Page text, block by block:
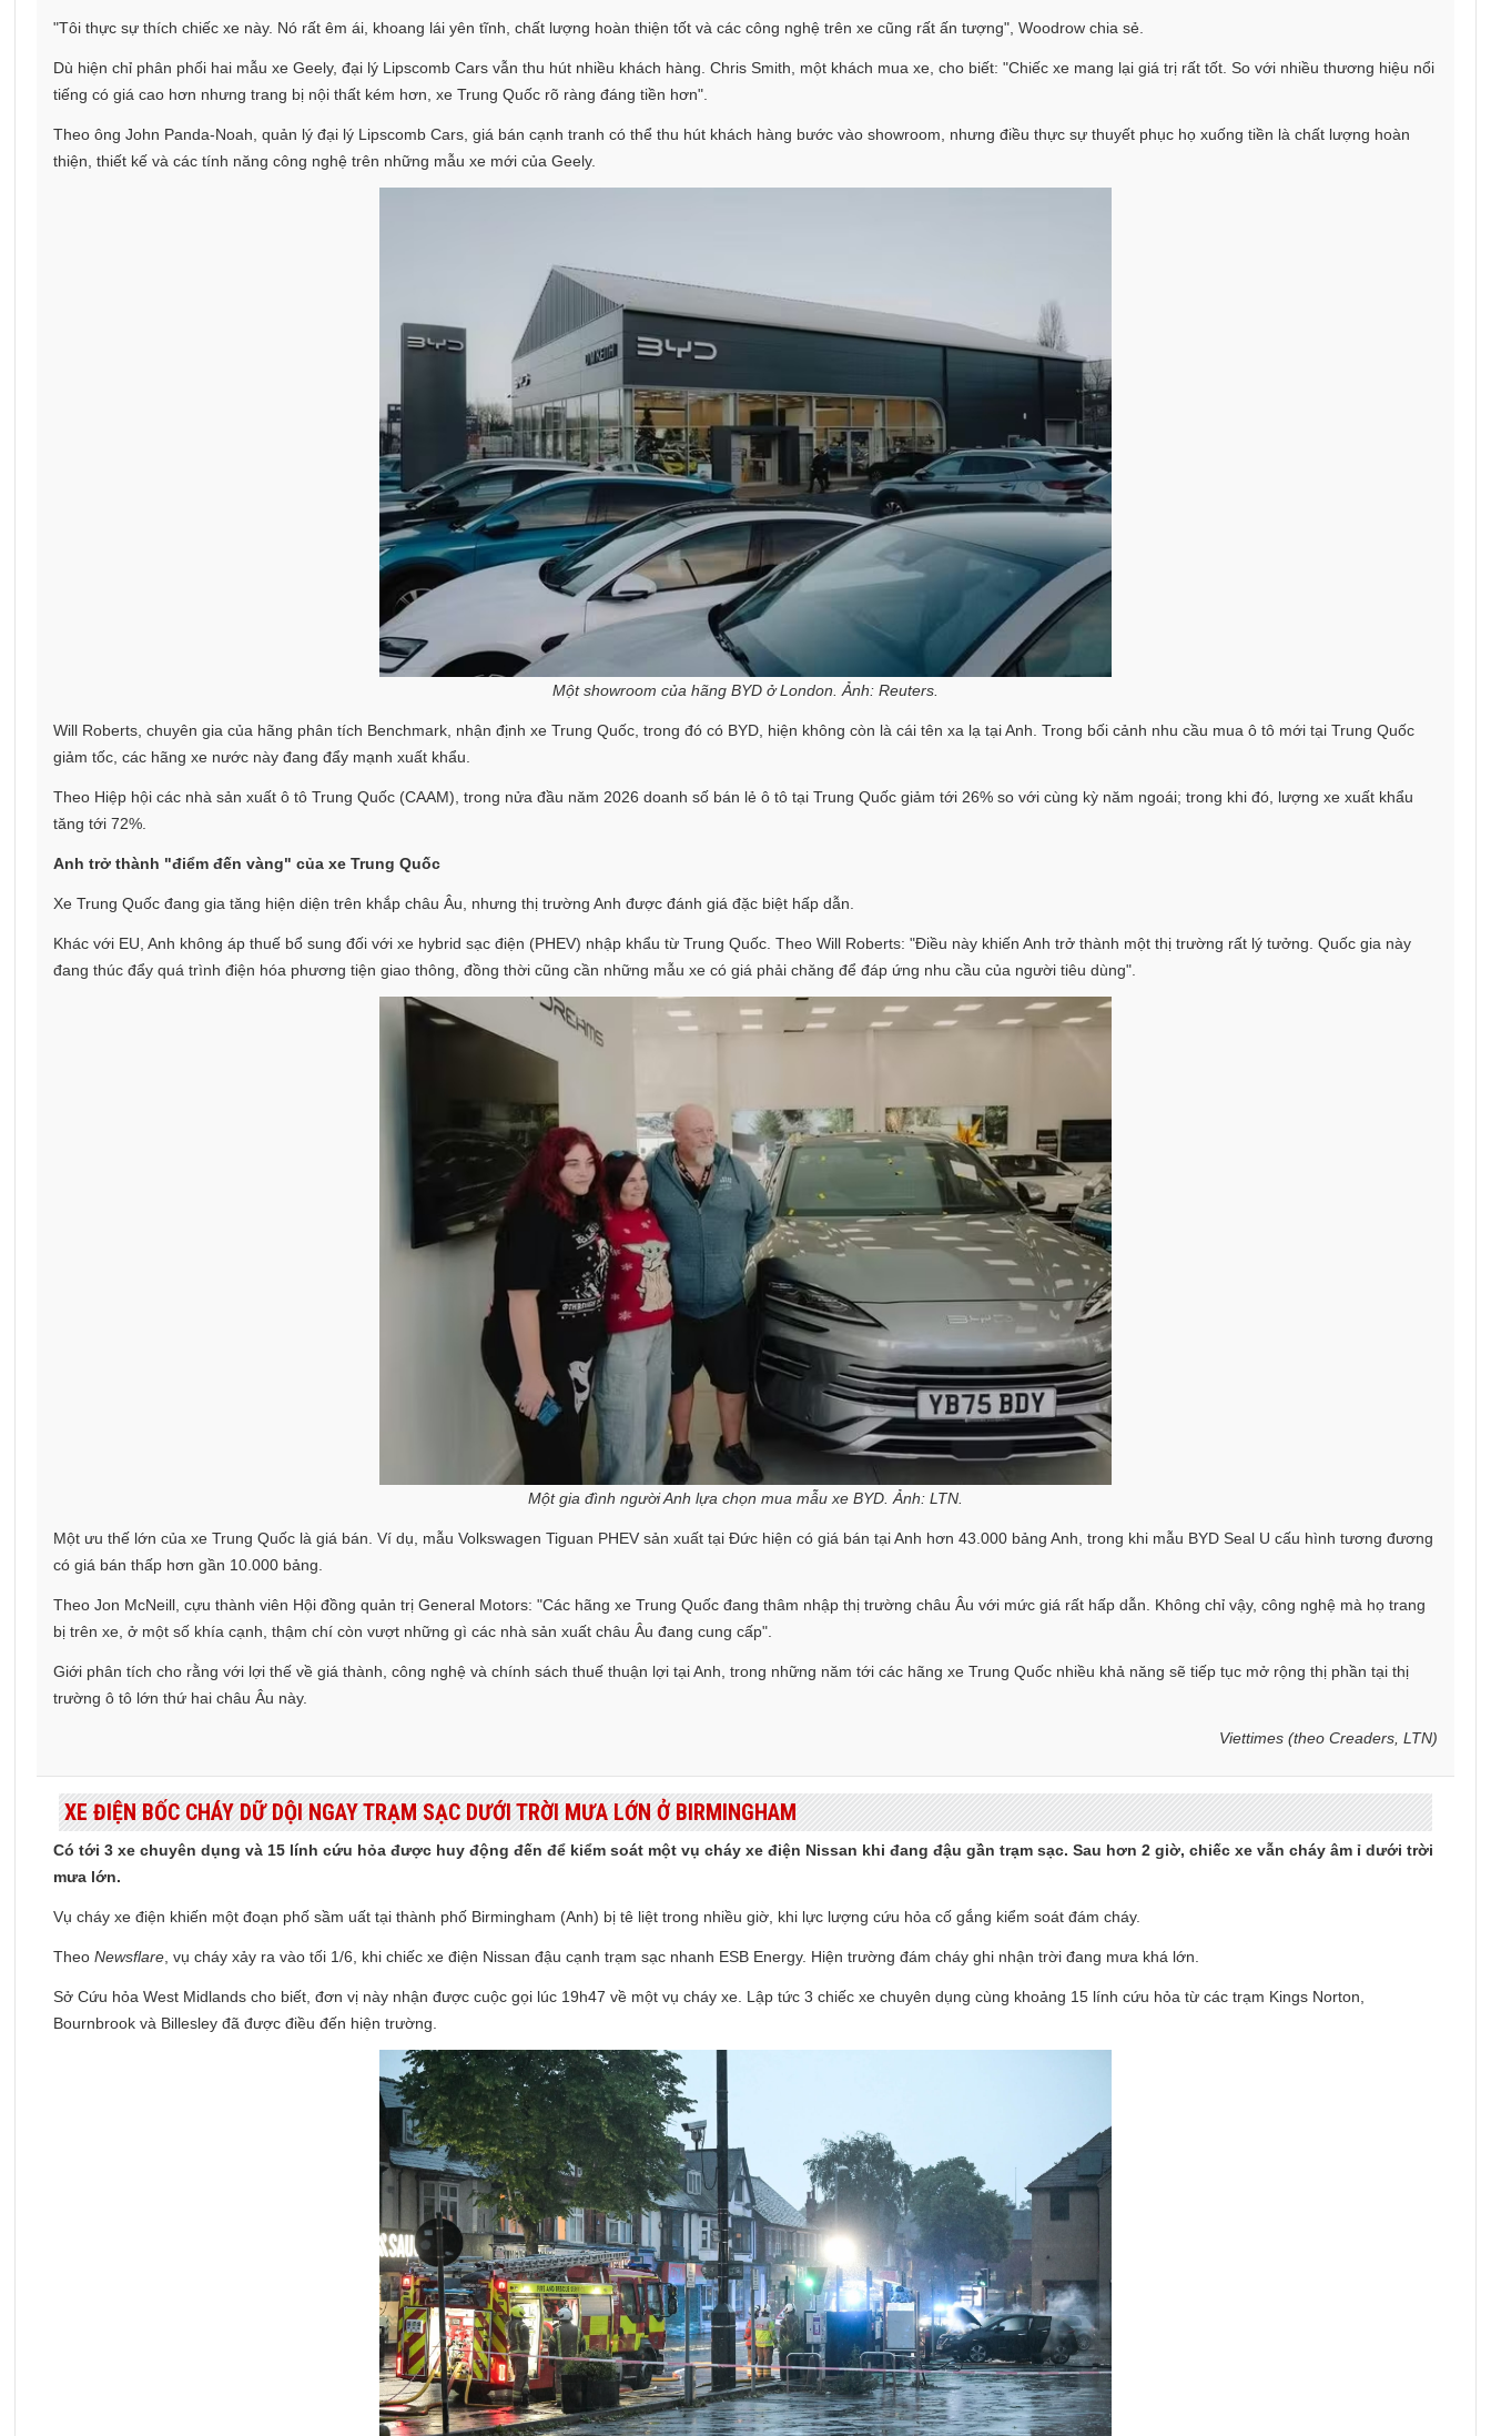
"Tôi thực sự thích chiếc xe này. Nó rất êm ái, khoang lái yên tĩnh, chất lượng hoàn thiện tốt và các công nghệ trên xe cũng rất ấn tượng", Woodrow chia sẻ.
Dù hiện chỉ phân phối hai mẫu xe Geely, đại lý Lipscomb Cars vẫn thu hút nhiều khách hàng. Chris Smith, một khách mua xe, cho biết: "Chiếc xe mang lại giá trị rất tốt. So với nhiều thương hiệu nổi
tiếng có giá cao hơn nhưng trang bị nội thất kém hơn, xe Trung Quốc rõ ràng đáng tiền hơn".
Theo ông John Panda-Noah, quản lý đại lý Lipscomb Cars, giá bán cạnh tranh có thể thu hút khách hàng bước vào showroom, nhưng điều thực sự thuyết phục họ xuống tiền là chất lượng hoàn
thiện, thiết kế và các tính năng công nghệ trên những mẫu xe mới của Geely.
Một showroom của hãng BYD ở London. Ảnh: Reuters.
Will Roberts, chuyên gia của hãng phân tích Benchmark, nhận định xe Trung Quốc, trong đó có BYD, hiện không còn là cái tên xa lạ tại Anh. Trong bối cảnh nhu cầu mua ô tô mới tại Trung Quốc
giảm tốc, các hãng xe nước này đang đẩy mạnh xuất khẩu.
Theo Hiệp hội các nhà sản xuất ô tô Trung Quốc (CAAM), trong nửa đầu năm 2026 doanh số bán lẻ ô tô tại Trung Quốc giảm tới 26% so với cùng kỳ năm ngoái; trong khi đó, lượng xe xuất khẩu
tăng tới 72%.
Anh trở thành "điểm đến vàng" của xe Trung Quốc
Xe Trung Quốc đang gia tăng hiện diện trên khắp châu Âu, nhưng thị trường Anh được đánh giá đặc biệt hấp dẫn.
Khác với EU, Anh không áp thuế bổ sung đối với xe hybrid sạc điện (PHEV) nhập khẩu từ Trung Quốc. Theo Will Roberts: "Điều này khiến Anh trở thành một thị trường rất lý tưởng. Quốc gia này
đang thúc đẩy quá trình điện hóa phương tiện giao thông, đồng thời cũng cần những mẫu xe có giá phải chăng để đáp ứng nhu cầu của người tiêu dùng".
Một gia đình người Anh lựa chọn mua mẫu xe BYD. Ảnh: LTN.
Một ưu thế lớn của xe Trung Quốc là giá bán. Ví dụ, mẫu Volkswagen Tiguan PHEV sản xuất tại Đức hiện có giá bán tại Anh hơn 43.000 bảng Anh, trong khi mẫu BYD Seal U cấu hình tương đương
có giá bán thấp hơn gần 10.000 bảng.
Theo Jon McNeill, cựu thành viên Hội đồng quản trị General Motors: "Các hãng xe Trung Quốc đang thâm nhập thị trường châu Âu với mức giá rất hấp dẫn. Không chỉ vậy, công nghệ mà họ trang
bị trên xe, ở một số khía cạnh, thậm chí còn vượt những gì các nhà sản xuất châu Âu đang cung cấp".
Giới phân tích cho rằng với lợi thế về giá thành, công nghệ và chính sách thuế thuận lợi tại Anh, trong những năm tới các hãng xe Trung Quốc nhiều khả năng sẽ tiếp tục mở rộng thị phần tại thị
trường ô tô lớn thứ hai châu Âu này.
Viettimes (theo Creaders, LTN)
XE ĐIỆN BỐC CHÁY DỮ DỘI NGAY TRẠM SẠC DƯỚI TRỜI MƯA LỚN Ở BIRMINGHAM
Có tới 3 xe chuyên dụng và 15 lính cứu hỏa được huy động đến để kiểm soát một vụ cháy xe điện Nissan khi đang đậu gần trạm sạc. Sau hơn 2 giờ, chiếc xe vẫn cháy âm ỉ dưới trời
mưa lớn.
Vụ cháy xe điện khiến một đoạn phố sầm uất tại thành phố Birmingham (Anh) bị tê liệt trong nhiều giờ, khi lực lượng cứu hỏa cố gắng kiểm soát đám cháy.
TheoNewsflare , vụ cháy xảy ra vào tối 1/6, khi chiếc xe điện Nissan đậu cạnh trạm sạc nhanh ESB Energy. Hiện trường đám cháy ghi nhận trời đang mưa khá lớn.
Sở Cứu hỏa West Midlands cho biết, đơn vị này nhận được cuộc gọi lúc 19h47 về một vụ cháy xe. Lập tức 3 chiếc xe chuyên dụng cùng khoảng 15 lính cứu hỏa từ các trạm Kings Norton,
Bournbrook và Billesley đã được điều đến hiện trường.